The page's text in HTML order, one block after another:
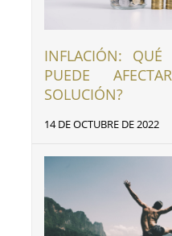
INFLACIÓN:
PUEDE
SOLUCIÓN?
14 DE OCTUBRE DE 2022